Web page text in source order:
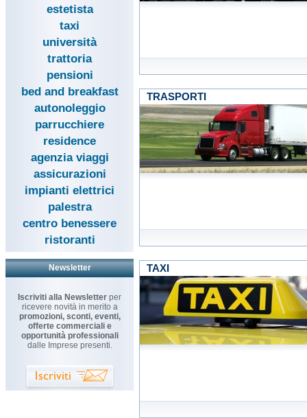
estetista
taxi
università
trattoria
pensioni
bed and breakfast
autonoleggio
parrucchiere
residence
agenzia viaggi
assicurazioni
impianti elettrici
palestra
centro benessere
ristoranti
Newsletter
Iscriviti alla Newsletter per
ricevere novità in merito a
promozioni, sconti, eventi,
offerte commerciali e
opportunità professionali
dalle Imprese presenti.
TRASPORTI
TAXI